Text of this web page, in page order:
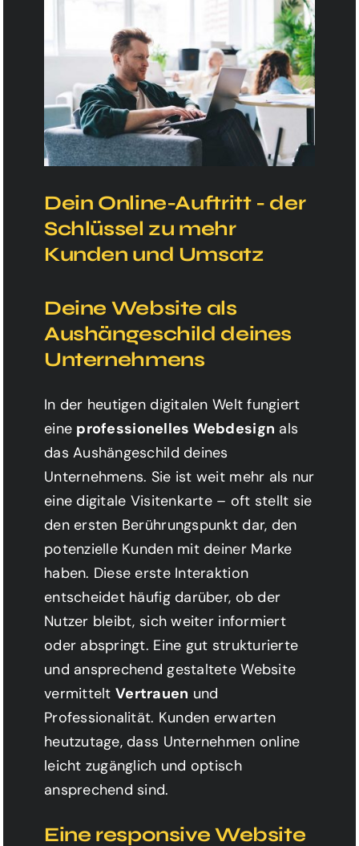
Dein Online-Auftritt - der
Schlüssel zu mehr
Kunden und Umsatz
Deine Website als
Aushängeschild deines
Unternehmens
In der heutigen digitalen Welt fungiert
eine professionelles Webdesign als
das Aushängeschild deines
Unternehmens. Sie ist weit mehr als nur
eine digitale Visitenkarte – oft stellt sie
den ersten Berührungspunkt dar, den
potenzielle Kunden mit deiner Marke
haben. Diese erste Interaktion
entscheidet häufig darüber, ob der
Nutzer bleibt, sich weiter informiert
oder abspringt. Eine gut strukturierte
und ansprechend gestaltete Website
vermittelt Vertrauen und
Professionalität. Kunden erwarten
heutzutage, dass Unternehmen online
leicht zugänglich und optisch
ansprechend sind.
Eine responsive Website
Inhalt entsperren
Mehr Informationen